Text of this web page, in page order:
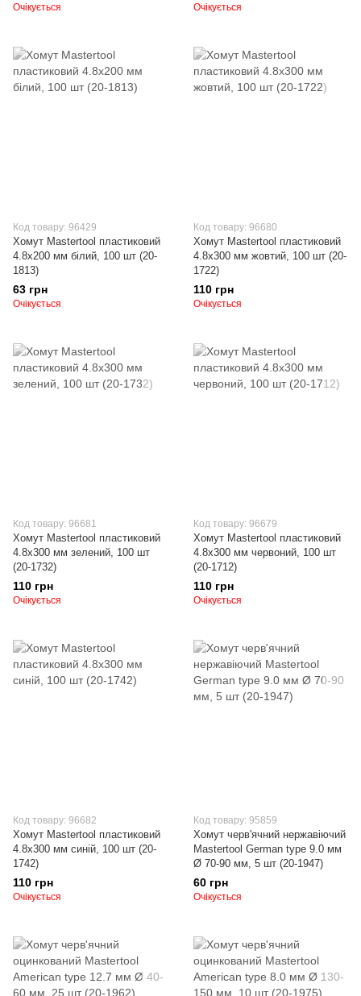
Очікується Очікується
Код товару: 96429
Хомут Mastertool пластиковий
4.8х200 мм білий, 100 шт (20-
1813)
63 грн
Очікується
Код товару: 96680
Хомут Mastertool пластиковий
4.8х300 мм жовтий, 100 шт (20-
1722)
110 грн
Очікується
Код товару: 96681
Хомут Mastertool пластиковий
4.8х300 мм зелений, 100 шт
(20-1732)
110 грн
Очікується
Код товару: 96679
Хомут Mastertool пластиковий
4.8х300 мм червоний, 100 шт
(20-1712)
110 грн
Очікується
Код товару: 96682
Хомут Mastertool пластиковий
4.8х300 мм синій, 100 шт (20-
1742)
110 грн
Очікується
Код товару: 95859
Хомут черв'ячний нержавіючий
Mastertool German type 9.0 мм
Ø 70-90 мм, 5 шт (20-1947)
60 грн
Очікується